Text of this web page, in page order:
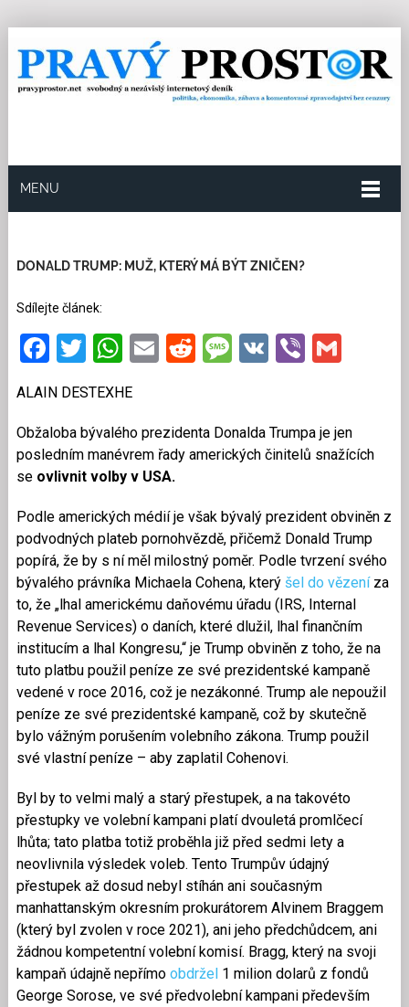
MENU
DONALD TRUMP: MUŽ, KTERÝ MÁ BÝT ZNIČEN?
Sdílejte článek:
Facebook
Twitter
WhatsApp
EmailRedditMessage
VKViber
ALAIN DESTEXHE
Obžaloba bývalého prezidenta Donalda Trumpa je jen
posledním manévrem řady amerických činitelů snažících
se ovlivnit volby v USA.
Podle amerických médií je však bývalý prezident obviněn z
podvodných plateb pornohvězdě, přičemž Donald Trump
popírá, že by s ní měl milostný poměr. Podle tvrzení svého
bývalého právníka Michaela Cohena, který šel do vězeníza
to, že „lhal americkému daňovému úřadu (IRS, Internal
Revenue Services) o daních, které dlužil, lhal finančním
institucím a lhal Kongresu,“ je Trump obviněn z toho, že na
tuto platbu použil peníze ze své prezidentské kampaně
vedené v roce 2016, což je nezákonné. Trump ale nepoužil
peníze ze své prezidentské kampaně, což by skutečně
bylo vážným porušením volebního zákona. Trump použil
své vlastní peníze – aby zaplatil Cohenovi.
Byl by to velmi malý a starý přestupek, a na takovéto
přestupky ve volební kampani platí dvouletá promlčecí
lhůta; tato platba totiž proběhla již před sedmi lety a
neovlivnila výsledek voleb. Tento Trumpův údajný
přestupek až dosud nebyl stíhán ani současným
manhattanským okresním prokurátorem Alvinem Braggem
(který byl zvolen v roce 2021), ani jeho předchůdcem, ani
žádnou kompetentní volební komisí. Bragg, který na svoji
kampaň údajně nepřímo obdržel1 milion dolarů z fondů
George Sorose, ve své předvolební kampani především